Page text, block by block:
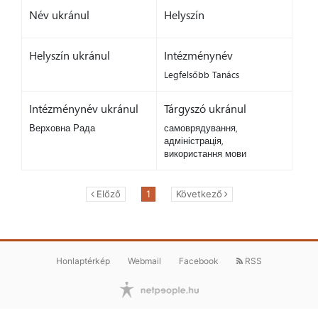
Név ukránul Helyszín
Helyszín ukránul Intézménynév
Legfelsőbb Tanács
Intézménynév ukránul
Верховна Рада
Tárgyszó ukránul
самоврядування,
адміністрація,
використання мови
Előző 1 Következő
Honlaptérkép Webmail Facebook RSS